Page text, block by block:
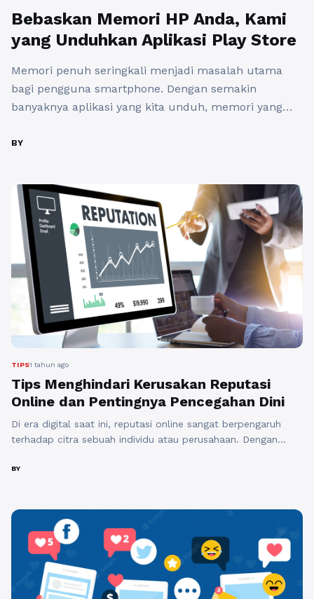
Bebaskan Memori HP Anda, Kami
yang Unduhkan Aplikasi Play Store
Memori penuh seringkali menjadi masalah utama
bagi pengguna smartphone. Dengan semakin
banyaknya aplikasi yang kita unduh, memori yang
Hal ini tentu bisa mengganggu kinerja ponsel dan
masalah ini. Dengan menggunakan jasa download
aplikasi di Play ...Baca Selengkapnya
BY
TIPS1 tahun ago
Tips Menghindari Kerusakan Reputasi
Online dan Pentingnya Pencegahan Dini
Di era digital saat ini, reputasi online sangat berpengaruh
terhadap citra sebuah individu atau perusahaan. Dengan
tentang seseorang dapat menyebar dengan cepat. Oleh
ini, kita akan menjelajahi tips untuk menghindari kerusakan
reputasi ...Baca Selengkapnya
BY